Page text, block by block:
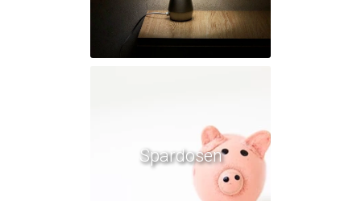
Spardosen